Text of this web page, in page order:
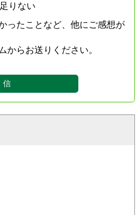
りない
ったことなど、他にご感想が
からお送りください。